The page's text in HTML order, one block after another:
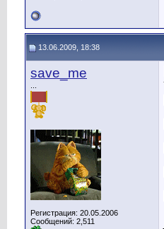
13.06.2009, 18:38
save_me
Регистрация: 20.05.2006
Сообщений: 2,511